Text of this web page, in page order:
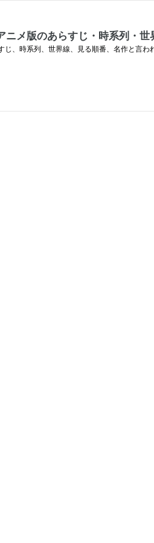
ニメ版のあらすじ・時系列・世
、時系列、世界線、見る順番、名作と言